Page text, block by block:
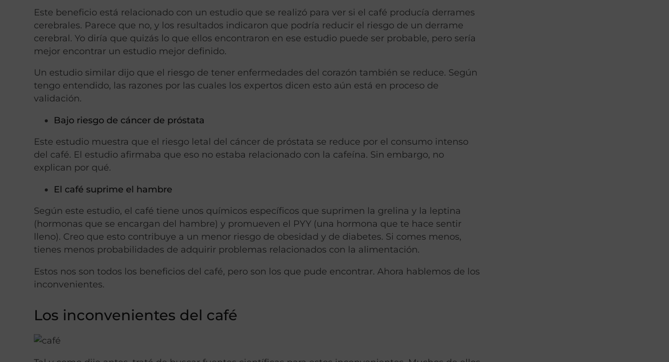
Este beneficio está relacionado con un estudio que se realizó para ver si el café producía derrames
cerebrales. Parece que no, y los resultados indicaron que podría reducir el riesgo de un derrame
cerebral. Yo diría que quizás lo que ellos encontraron en ese estudio puede ser probable, pero sería
mejor encontrar un estudio mejor definido.
Un estudio similar dijo que el riesgo de tener enfermedades del corazón también se reduce. Según
tengo entendido, las razones por las cuales los expertos dicen esto aún está en proceso de
validación.
Bajo riesgo de cáncer de próstata
Este estudio muestra que el riesgo letal del cáncer de próstata se reduce por el consumo intenso
del café. El estudio afirmaba que eso no estaba relacionado con la cafeína. Sin embargo, no
explican por qué.
El café suprime el hambre
Según este estudio, el café tiene unos químicos específicos que suprimen la grelina y la leptina
(hormonas que se encargan del hambre) y promueven el PYY (una hormona que te hace sentir
lleno). Creo que esto contribuye a un menor riesgo de obesidad y de diabetes. Si comes menos,
tienes menos probabilidades de adquirir problemas relacionados con la alimentación.
Estos nos son todos los beneficios del café, pero son los que pude encontrar. Ahora hablemos de los
inconvenientes.
Los inconvenientes del café